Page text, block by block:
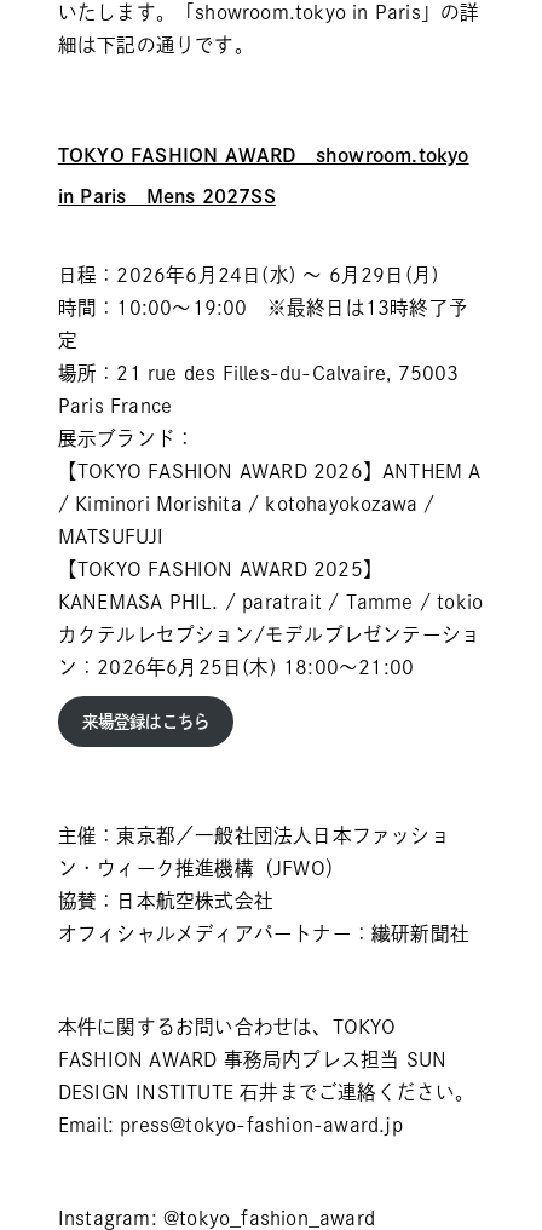
いたします。「showroom.tokyo in Paris」の詳
細は下記の通りです。
TOKYO FASHION AWARD showroom.tokyo
in Paris Mens 2027SS
日程：2026年6月24日(水) ～ 6月29日(月)
時間：10:00～19:00 ※最終日は13時終了予
定
場所：21 rue des Filles-du-Calvaire, 75003
Paris France
展示ブランド：
【TOKYO FASHION AWARD 2026】ANTHEM A
/ Kiminori Morishita / kotohayokozawa /
MATSUFUJI
【TOKYO FASHION AWARD 2025】
KANEMASA PHIL. / paratrait / Tamme / tokio
カクテルレセプション/モデルプレゼンテーショ
ン：2026年6月25日(木) 18:00〜21:00
来場登録はこちら
主催：東京都／一般社団法人日本ファッショ
ン・ウィーク推進機構（JFWO）
協賛：日本航空株式会社
オフィシャルメディアパートナー：繊研新聞社
本件に関するお問い合わせは、TOKYO
FASHION AWARD 事務局内プレス担当 SUN
DESIGN INSTITUTE 石井までご連絡ください。
Email: press@tokyo-fashion-award.jp
Instagram: @tokyo_fashion_award